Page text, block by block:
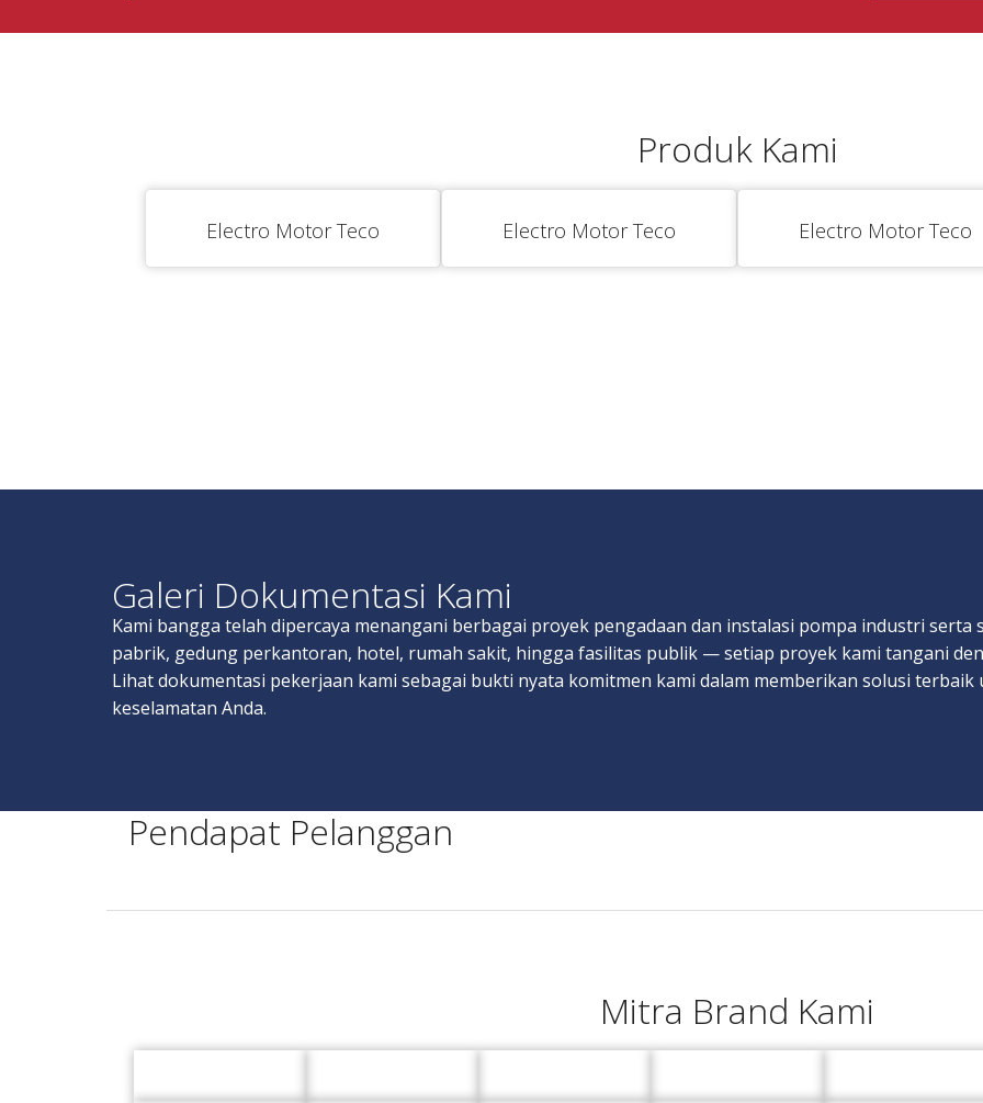
Produk Kami
Electro Motor Teco Electro Motor Teco Electro Motor Teco
Galeri Dokumentasi Kami
Kami bangga telah dipercaya menangani berbagai proyek pengadaan dan instalasi pompa industri
pabrik, gedung perkantoran, hotel, rumah sakit, hingga fasilitas publik — setiap proyek kami tangani
Lihat dokumentasi pekerjaan kami sebagai bukti nyata komitmen kami dalam memberikan solusi
keselamatan Anda.
Pendapat Pelanggan
Mitra Brand Kami